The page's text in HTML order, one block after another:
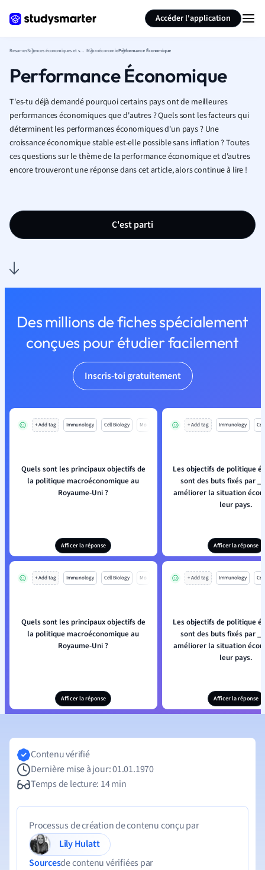
Accéder l'application
Resumes Sciences économiques et sociales MacroéconomiePerformance Économique
Performance Économique
T'es-tu déjà demandé pourquoi certains pays ont de meilleures
performances économiques que d'autres ? Quels sont les facteurs qui
déterminent les performances économiques d'un pays ? Une
croissance économique stable est-elle possible sans inflation ? Toutes
ces questions sur le thème de la performance économique et d'autres
encore trouveront une réponse dans cet article, alors continue à lire !
C'est parti
Des millions de fiches spécialement
conçues pour étudier facilement
Inscris-toi gratuitement
+ Add tag Immunology Cell Biology Mo
Quels sont les principaux objectifs de
la politique macroéconomique au
Royaume-Uni ?
Afficer la réponse
+ Add tag Immunology
Les objectifs de politique
sont des buts fixés par
améliorer la situation
leur pays.
Afficer la réponse
+ Add tag Immunology Cell Biology Mo
Quels sont les principaux objectifs de
la politique macroéconomique au
Royaume-Uni ?
Afficer la réponse
+ Add tag Immunology
Les objectifs de politique
sont des buts fixés par
améliorer la situation
leur pays.
Afficer la réponse
Résumer la page
Contenu vérifié
Dernière mise à jour: 01.01.1970
Temps de lecture: 14 min
Processus de création de contenu conçu par
Lily Hulatt
Sourcesde contenu vérifiées par